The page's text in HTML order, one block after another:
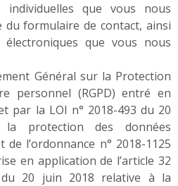
individuelles que vous nous
du formulaire de contact, ainsi
que vous nous
Général sur la Protection
personnel (RGPD) entré en
par la LOI n° 2018-493 du 20
protection des données
l’ordonnance n° 2018-1125
en application de l’article 32
20 juin 2018 relative à la